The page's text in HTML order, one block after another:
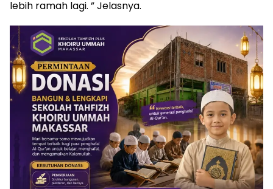
lebih ramah lagi. ” Jelasnya.